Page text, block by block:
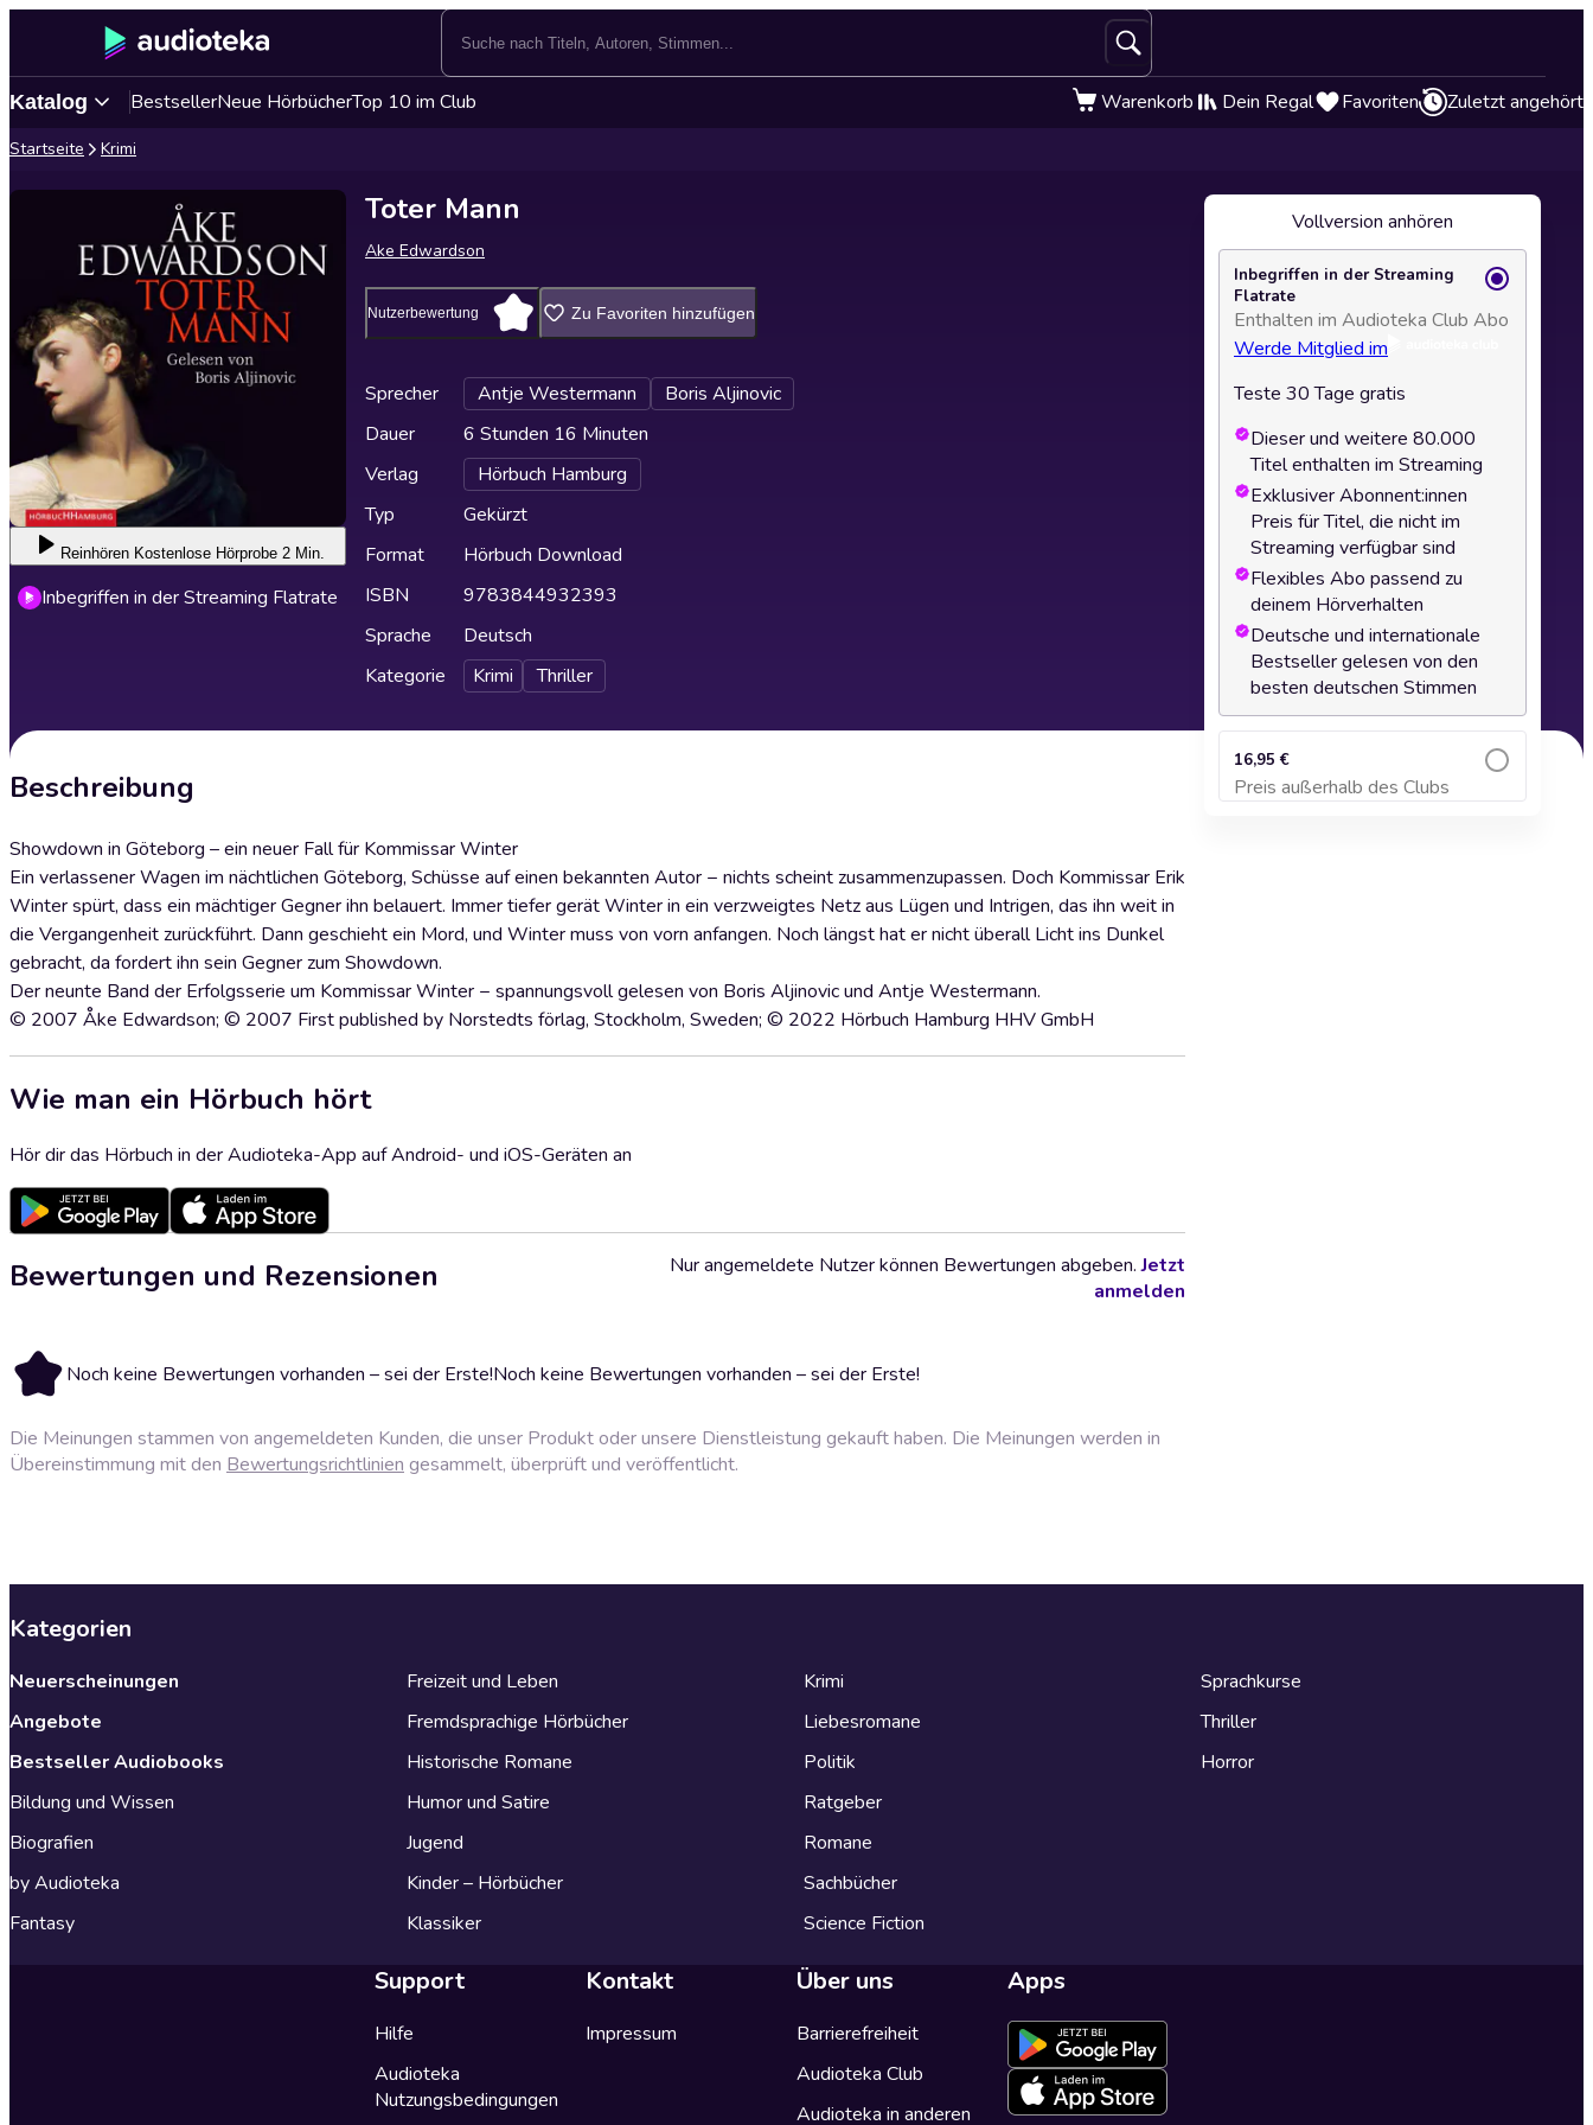
Katalog BestsellerNeue HörbücherTop 10 im Club Warenkorb Dein Regal Favoriten Zuletzt angehört
Startseite Krimi
Reinhören Kostenlose Hörprobe 2 Min.
Inbegriffen in der Streaming Flatrate
Toter Mann
Ake Edwardson
Nutzerbewertung Zu Favoriten hinzufügen
Sprecher Antje Westermann
Boris Aljinovic
Dauer
6 Stunden 16 Minuten
Verlag
Hörbuch Hamburg
Typ
Gekürzt
Format
Hörbuch Download
ISBN
9783844932393
Sprache
Deutsch
Kategorie
Krimi Thriller
Beschreibung
Showdown in Göteborg – ein neuer Fall für Kommissar Winter
Ein verlassener Wagen im nächtlichen Göteborg, Schüsse auf einen bekannten Autor − nichts scheint zusammenzupassen. Doch Kommissar Erik
Winter spürt, dass ein mächtiger Gegner ihn belauert. Immer tiefer gerät Winter in ein verzweigtes Netz aus Lügen und Intrigen, das ihn weit in
die Vergangenheit zurückführt. Dann geschieht ein Mord, und Winter muss von vorn anfangen. Noch längst hat er nicht überall Licht ins Dunkel
gebracht, da fordert ihn sein Gegner zum Showdown.
Der neunte Band der Erfolgsserie um Kommissar Winter − spannungsvoll gelesen von Boris Aljinovic und Antje Westermann.
© 2007 Åke Edwardson; © 2007 First published by Norstedts förlag, Stockholm, Sweden; © 2022 Hörbuch Hamburg HHV GmbH
Wie man ein Hörbuch hört
Hör dir das Hörbuch in der Audioteka-App auf Android- und iOS-Geräten an
Bewertungen und Rezensionen
Noch keine Bewertungen vorhanden – sei der Erste!Noch keine Bewertungen vorhanden – sei der Erste!
Nur angemeldete Nutzer können Bewertungen abgeben.Jetzt
anmelden
Die Meinungen stammen von angemeldeten Kunden, die unser Produkt oder unsere Dienstleistung gekauft haben. Die Meinungen werden in
Übereinstimmung mit den Bewertungsrichtlinien gesammelt, überprüft und veröffentlicht.
Vollversion anhören
Inbegriffen in der Streaming
Flatrate
Enthalten im Audioteka Club Abo
Werde Mitglied im
Teste 30 Tage gratis
Dieser und weitere 80.000
Titel enthalten im Streaming
Exklusiver Abonnent:innen
Preis für Titel, die nicht im
Streaming verfügbar sind
Flexibles Abo passend zu
deinem Hörverhalten
Deutsche und internationale
Bestseller gelesen von den
besten deutschen Stimmen
16,95 €
Preis außerhalb des Clubs
Zum Warenkorb hinzufügen
Kategorien
Neuerscheinungen
Angebote
Bestseller Audiobooks
Bildung und Wissen
Biografien
by Audioteka
Fantasy
Freizeit und Leben
Fremdsprachige Hörbücher
Historische Romane
Humor und Satire
Jugend
Kinder – Hörbücher
Klassiker
Krimi
Liebesromane
Politik
Ratgeber
Romane
Sachbücher
Science Fiction
Sprachkurse
Thriller
Horror
Support
Hilfe
Audioteka
Nutzungsbedingungen
Kontakt
Impressum
Über uns
Barrierefreiheit
Audioteka Club
Audioteka in anderen
Apps